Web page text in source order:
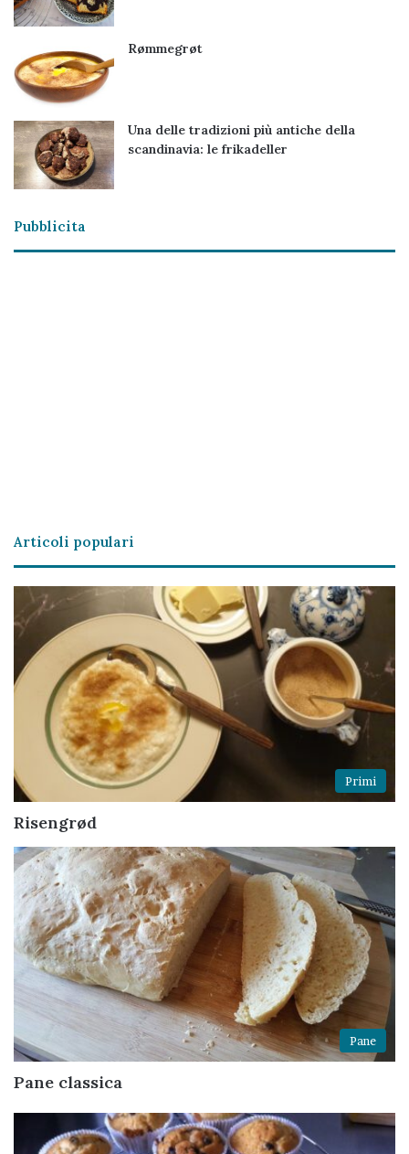
Rømmegrøt
Una delle tradizioni più antiche della
scandinavia: le frikadeller
Pubblicita
Articoli populari
Primi
Risengrød
Pane
Pane classica